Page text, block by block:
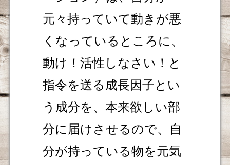
元々持っていて動きが悪
くなっているところに、
動け！活性しなさい！と
指令を送る成長因子とい
う成分を、本来欲しい部
分に届けさせるので、自
分が持っている物を元気